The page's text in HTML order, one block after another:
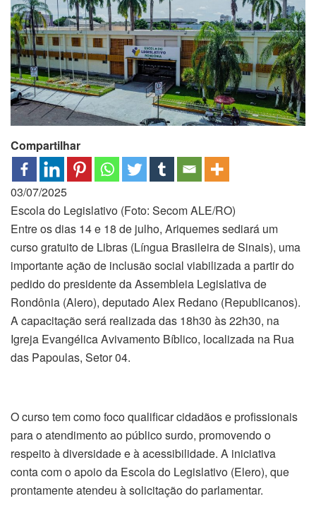
Compartilhar
03/07/2025
Escola do Legislativo (Foto: Secom ALE/RO)
Entre os dias 14 e 18 de julho, Ariquemes sediará um
curso gratuito de Libras (Língua Brasileira de Sinais), uma
importante ação de inclusão social viabilizada a partir do
pedido do presidente da Assembleia Legislativa de
Rondônia (Alero), deputado Alex Redano (Republicanos).
A capacitação será realizada das 18h30 às 22h30, na
Igreja Evangélica Avivamento Bíblico, localizada na Rua
das Papoulas, Setor 04.
O curso tem como foco qualificar cidadãos e profissionais
para o atendimento ao público surdo, promovendo o
respeito à diversidade e à acessibilidade. A iniciativa
conta com o apoio da Escola do Legislativo (Elero), que
prontamente atendeu à solicitação do parlamentar.